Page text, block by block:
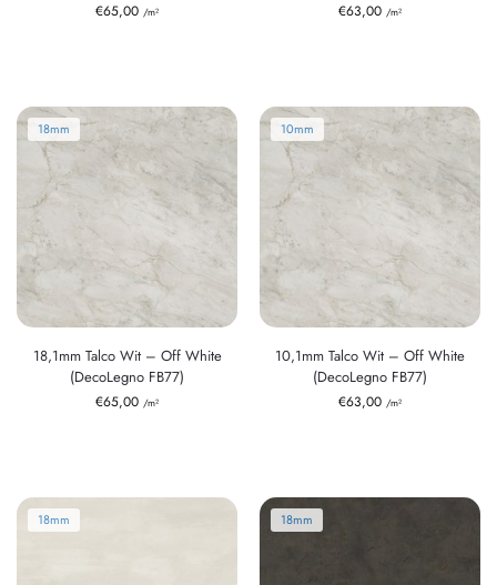
€65,00 /m² €63,00 /m²
18mm
18,1mm Talco Wit – Off White
(DecoLegno FB77)
€65,00 /m²
10mm
10,1mm Talco Wit – Off White
(DecoLegno FB77)
€63,00 /m²
18mm 18mm